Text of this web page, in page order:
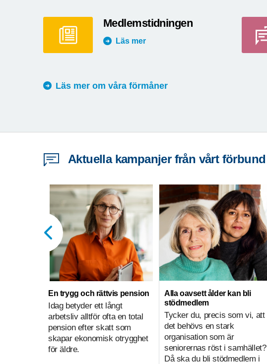
Medlemstidningen
Läs mer
Läs mer om våra förmåner
Aktuella kampanjer från vårt förbund
En trygg och rättvis pension
Idag betyder ett långt
arbetsliv alltför ofta en total
pension efter skatt som
skapar ekonomisk otrygghet
för äldre.
Alla oavsett ålder kan bli
stödmedlem
Tycker du, precis som vi, att
det behövs en stark
organisation som är
seniorernas röst i samhället?
Då ska du bli stödmedlem i